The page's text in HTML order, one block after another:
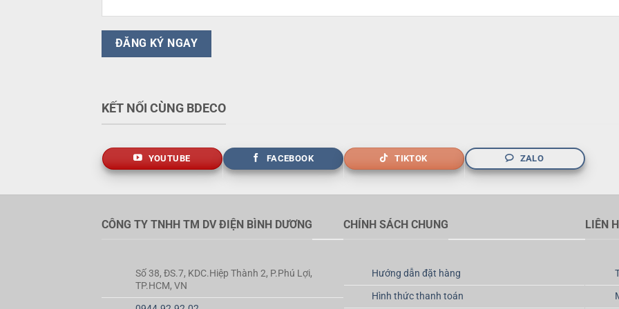
KẾT NỐI CÙNG BDECO
YOUTUBE FACEBOOK TIKTOK ZALO
CÔNG TY TNHH TM DV ĐIỆN BÌNH DƯƠNG
Số 38, ĐS.7, KDC.Hiệp Thành 2, P.Phú Lợi,
TP.HCM, VN
CHÍNH SÁCH CHUNG
Hướng dẫn đặt hàng
Hình thức thanh toán
LIÊN